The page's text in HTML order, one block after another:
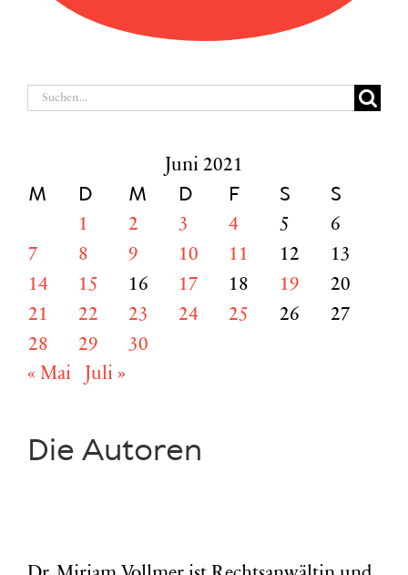
Suche
Juni 2021
M D M D F S S
1 2 3 4 5
6
7
8 9 10 11 12
13
14
15 16 17 18 19
20
21
22 23 24 25 26
27
28
29
30
« Mai
Juli »
Die Autoren